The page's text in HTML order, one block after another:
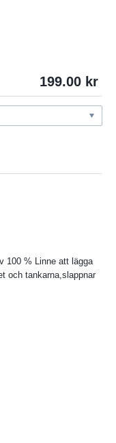
199.00
100 % Linne att lägga
och tankarna,slappnar